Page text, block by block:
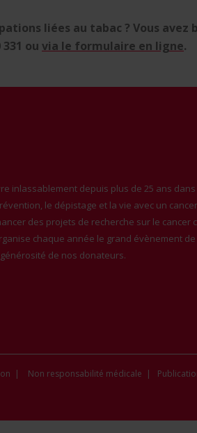
liées au tabac ? Vous
331 ou via le formulaire en ligne.
inlassablement depuis plus de 25 ans
le dépistage et la vie avec un
des projets de recherche sur le cancer
chaque année le grand évènement
de nos donateurs.
| Non responsabilité médicale |